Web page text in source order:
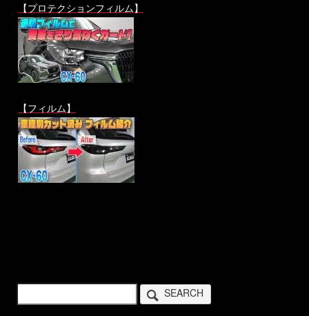
【プロテクションフィルム】
【フィルム】
SEARCH